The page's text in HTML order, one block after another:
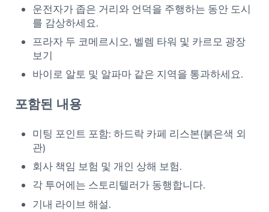
운전자가 좁은 거리와 언덕을 주행하는 동안 도시
를 감상하세요.
프라자 두 코메르시오, 벨렘 타워 및 카르모 광장
보기
바이로 알토 및 알파마 같은 지역을 통과하세요.
포함된 내용
미팅 포인트 포함: 하드락 카페 리스본(붉은색 외
관)
회사 책임 보험 및 개인 상해 보험.
각 투어에는 스토리텔러가 동행합니다.
기내 라이브 해설.